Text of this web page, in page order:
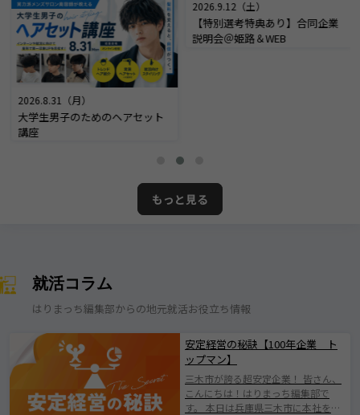
2026.8.31（月）
大学生男子のためのヘアセット
講座
もっと見る
就活コラム
はりまっち編集部からの地元就活お役立ち情報
安定経営の秘訣【100年企業 ト
ップマン】
三木市が誇る超安定企業！ 皆さん、
こんにちは！はりまっち編集部で
す。 本日は兵庫県三木市に本社を構